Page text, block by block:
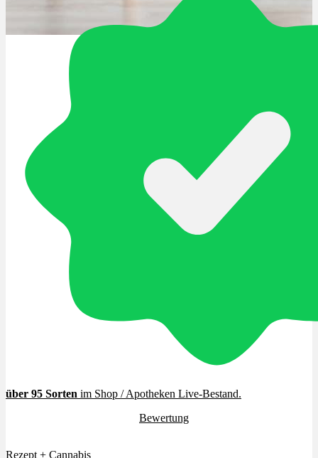
Cannabis Rezept
Cannabis Apotheke
Wissen
Medizinisches Cannabis
Cannabinoide
THC
über 95 Sorten im Shop / Apotheken Live-Bestand.
Bewertung
Rezept + Cannabis